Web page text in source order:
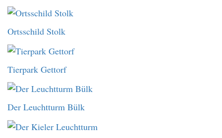
Ortsschild Stolk
Tierpark Gettorf
Der Leuchtturm Bülk